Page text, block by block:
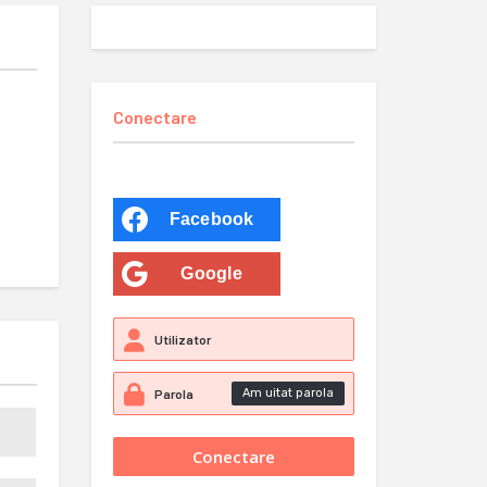
Conectare
Facebook
Google
Am uitat parola